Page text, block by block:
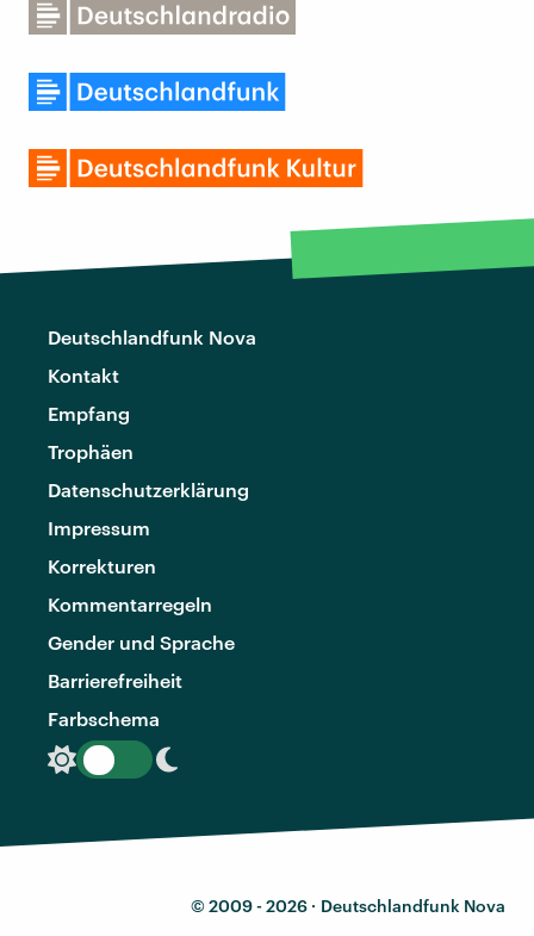
Deutschlandfunk Nova
Kontakt
Empfang
Trophäen
Datenschutzerklärung
Impressum
Korrekturen
Kommentarregeln
Gender und Sprache
Barrierefreiheit
Farbschema
© 2009 - 2026 · Deutschlandfunk Nova